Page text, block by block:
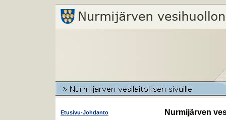
Etusivu-Johdanto
Nurmijärven